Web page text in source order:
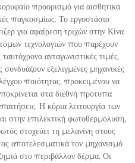
προορισμό για αισθητικά
παγκοσμίως. Το εργοστάσιο
για αφαίρεση τριχών στην Κίνα
τεχνολογιών που παρέχουν
ανταγωνιστικές τιμές.
εξελιγμένες μηχανικές
ποιότητας, προκειμένου να
στα διεθνή πρότυπα
Η κύρια λειτουργία των
στην επιλεκτική φωτοθερμόλυση,
στοχεύει τη μελανίνη στους
αποτελεσματικά τον μηχανισμό
στο περιβάλλον δέρμα. Οι